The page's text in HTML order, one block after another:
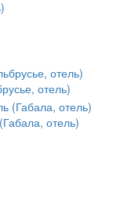
отель)
отель)